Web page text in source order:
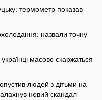
термометр показав
назвали точну
масово скаржаться
людей з дітьми на
новий скандал